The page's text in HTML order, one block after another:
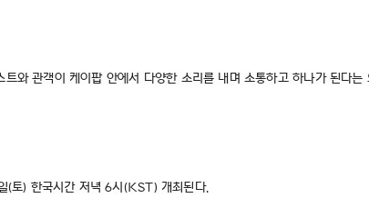
관객이 케이팝 안에서 다양한 소리를 내며 소통하고 하나가 된다
(토) 한국시간 저녁 6시(KST) 개최된다.